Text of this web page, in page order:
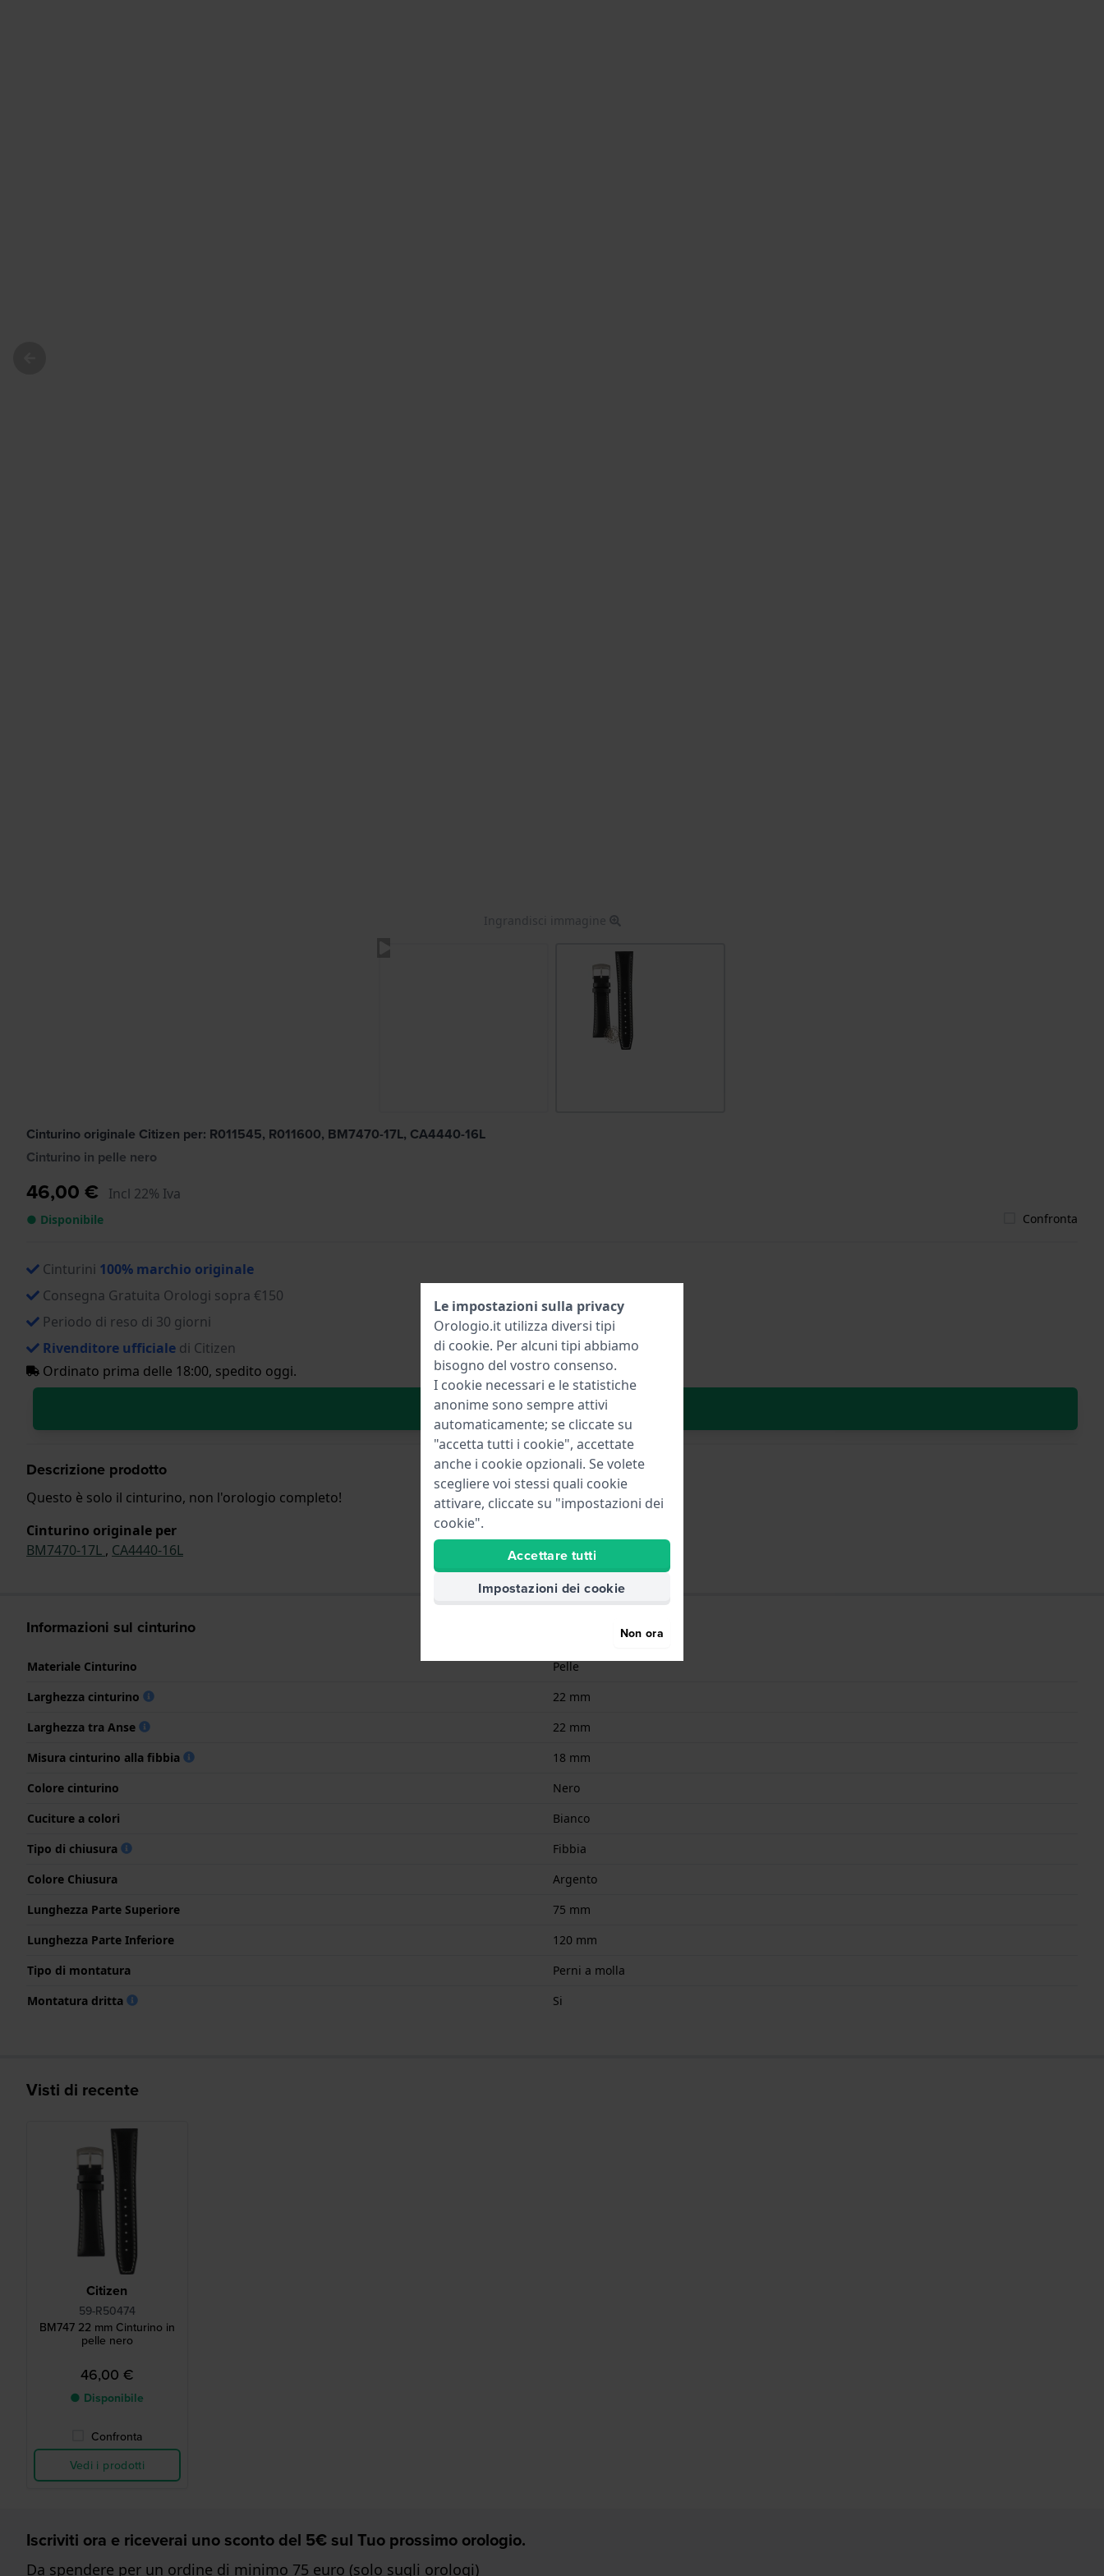
Ingrandisci immagine
Cinturino originale Citizen per: R011545, R011600, BM7470-17L, CA4440-16L
Cinturino in pelle nero
46,00 € Incl 22% Iva
● Disponibile Confronta
Cinturini 100% marchio originale
Consegna Gratuita Orologi sopra €150
Periodo di reso di 30 giorni
Rivenditore ufficiale di Citizen
Ordinato prima delle 18:00, spedito oggi.
Aggiungi al carrello
Descrizione prodotto
Questo è solo il cinturino, non l'orologio completo!
Cinturino originale per
BM7470-17L , CA4440-16L
Informazioni sul cinturino
Materiale Cinturino
Pelle
Larghezza cinturino
22 mm
Larghezza tra Anse
22 mm
Misura cinturino alla fibbia
18 mm
Colore cinturino
Nero
Cuciture a colori
Bianco
Tipo di chiusura
Fibbia
Colore Chiusura
Argento
Lunghezza Parte Superiore
75 mm
Lunghezza Parte Inferiore
120 mm
Tipo di montatura
Perni a molla
Montatura dritta
Si
Visti di recente
Citizen
59-R50474
BM747 22 mm Cinturino in
pelle nero
46,00 €
● Disponibile
Confronta
Vedi i prodotti
Iscriviti ora e riceverai uno sconto del 5€ sul Tuo prossimo orologio.
Da spendere per un ordine di minimo 75 euro (solo sugli orologi)
Le impostazioni sulla privacy
Orologio.it utilizza diversi tipi
di cookie. Per alcuni tipi abbiamo
bisogno del vostro consenso.
I cookie necessari e le statistiche
anonime sono sempre attivi
automaticamente; se cliccate su
"accetta tutti i cookie", accettate
anche i cookie opzionali. Se volete
scegliere voi stessi quali cookie
attivare, cliccate su "impostazioni dei
cookie".
Accettare tutti
Impostazioni dei cookie
Non ora